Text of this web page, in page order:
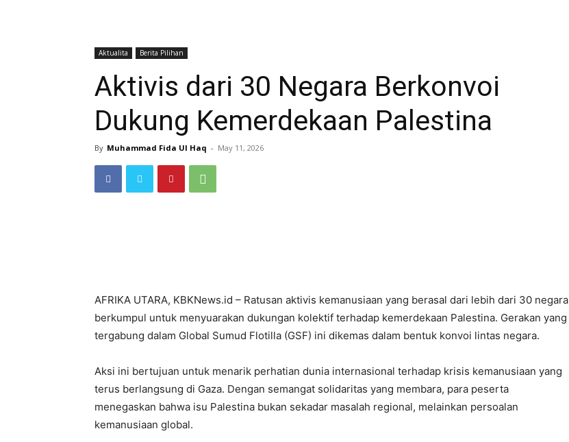
Aktualita Berita Pilihan
Aktivis dari 30 Negara Berkonvoi
Dukung Kemerdekaan Palestina
By Muhammad Fida Ul Haq - May 11, 2026
AFRIKA UTARA, KBKNews.id – Ratusan aktivis kemanusiaan yang berasal dari lebih dari 30 negara
berkumpul untuk menyuarakan dukungan kolektif terhadap kemerdekaan Palestina. Gerakan yang
tergabung dalam Global Sumud Flotilla (GSF) ini dikemas dalam bentuk konvoi lintas negara.
Aksi ini bertujuan untuk menarik perhatian dunia internasional terhadap krisis kemanusiaan yang
terus berlangsung di Gaza. Dengan semangat solidaritas yang membara, para peserta
menegaskan bahwa isu Palestina bukan sekadar masalah regional, melainkan persoalan
kemanusiaan global.